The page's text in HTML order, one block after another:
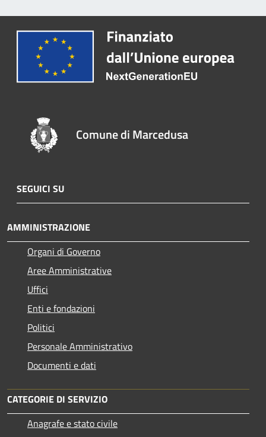
Comune di Marcedusa
SEGUICI SU
AMMINISTRAZIONE
Organi di Governo
Aree Amministrative
Uffici
Enti e fondazioni
Politici
Personale Amministrativo
Documenti e dati
CATEGORIE DI SERVIZIO
Anagrafe e stato civile